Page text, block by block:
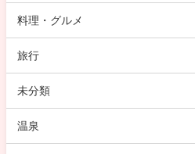
料理・グルメ
旅行
未分類
温泉